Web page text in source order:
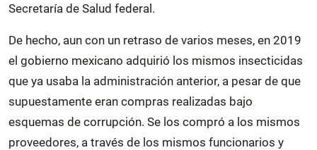
Secretaría de Salud federal.
De hecho, aun con un retraso de varios meses, en 2019
el gobierno mexicano adquirió los mismos insecticidas
que ya usaba la administración anterior, a pesar de que
supuestamente eran compras realizadas bajo
esquemas de corrupción. Se los compró a los mismos
proveedores, a través de los mismos funcionarios y